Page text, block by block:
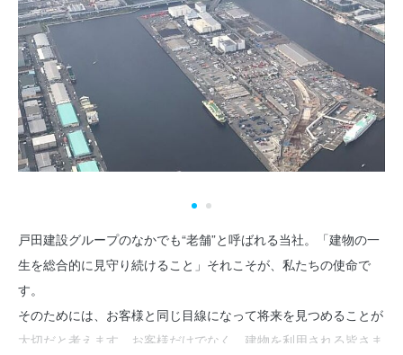
戸田建設グループのなかでも“老舗”と呼ばれる当社。「建物の一
生を総合的に見守り続けること」それこそが、私たちの使命で
す。
そのためには、お客様と同じ目線になって将来を見つめることが
大切だと考えます。お客様だけでなく、建物を利用される皆さま